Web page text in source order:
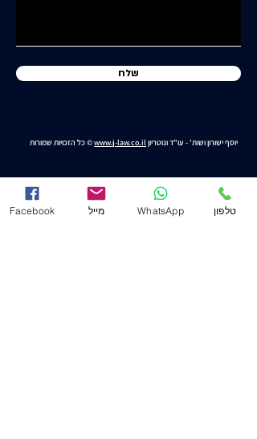
שלח
יוסף ישורון ושות' - עו"ד ונוטריוןwww.j-law.co.il© כל הזכויות שמורות
תנאי שימוש
Facebook מייל WhatsApp טלפון